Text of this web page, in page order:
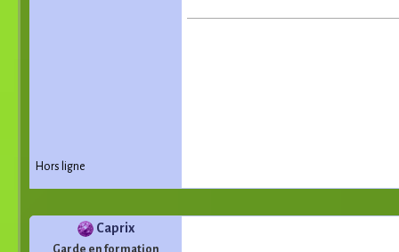
Hors ligne
Caprix
Garde en formation